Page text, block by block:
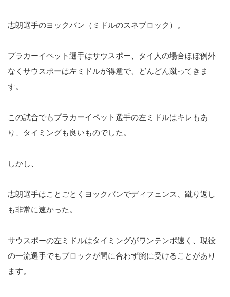
志朗選手のヨックバン（ミドルのスネブロック）。
プラカーイペット選手はサウスポー、タイ人の場合ほぼ例外
なくサウスポーは左ミドルが得意で、どんどん蹴ってきま
す。
この試合でもプラカーイペット選手の左ミドルはキレもあ
り、タイミングも良いものでした。
しかし、
志朗選手はことごとくヨックバンでディフェンス、蹴り返し
も非常に速かった。
サウスポーの左ミドルはタイミングがワンテンポ速く、現役
の一流選手でもブロックが間に合わず腕に受けることがあり
ます。